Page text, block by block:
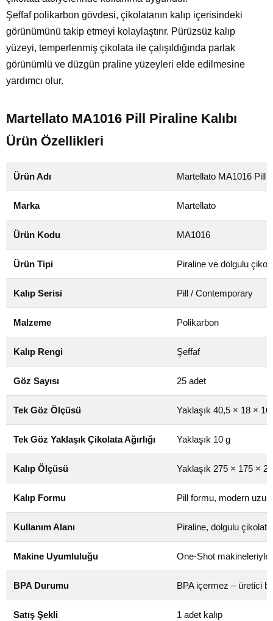
Şeffaf polikarbon gövdesi, çikolatanın kalıp içerisindeki
görünümünü takip etmeyi kolaylaştırır. Pürüzsüz kalıp
yüzeyi, temperlenmiş çikolata ile çalışıldığında parlak
görünümlü ve düzgün praline yüzeyleri elde edilmesine
yardımcı olur.
Martellato MA1016 Pill Piraline Kalıbı
Ürün Özellikleri
Ürün Adı Martellato MA1016 Pill
Marka Martellato
Ürün Kodu MA1016
Ürün Tipi Piraline ve dolgulu
Kalıp Serisi Pill / Contemporary
Malzeme Polikarbon
Kalıp Rengi Şeffaf
Göz Sayısı 25 adet
Tek Göz Ölçüsü Yaklaşık 40,5 × 18 ×
Tek Göz Yaklaşık Çikolata Ağırlığı Yaklaşık 10 g
Kalıp Ölçüsü Yaklaşık 275 × 175 ×
Kalıp Formu Pill formu, modern
Kullanım Alanı Piraline, dolgulu
Makine Uyumluluğu One-Shot makineleriyle
BPA Durumu BPA içermez – üretici
Satış Şekli 1 adet kalıp